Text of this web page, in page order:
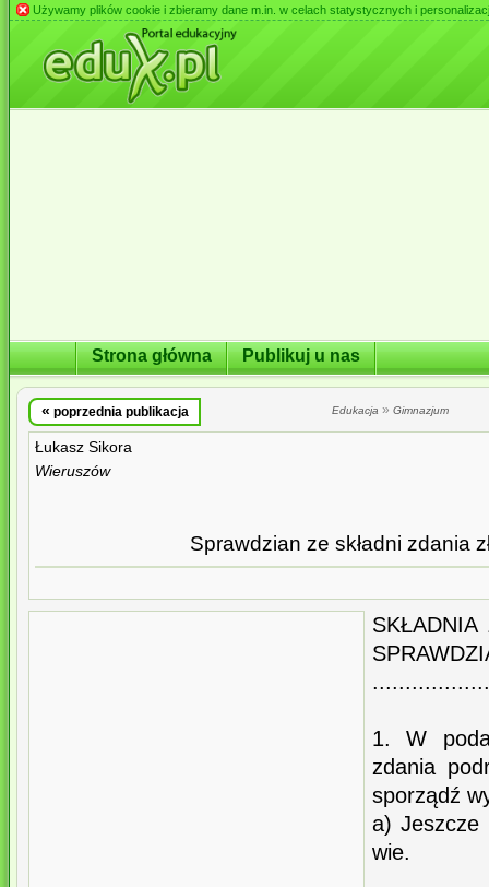
Używamy plików cookie i zbieramy dane m.in. w celach statystycznych i
Strona główna Publikuj u nas
« poprzednia publikacja Edukacja » Gimnazjum
Łukasz Sikora
Wieruszów
Sprawdzian ze składni zdania
1. W
zdania
sporządź
a) Jeszcze
wie.